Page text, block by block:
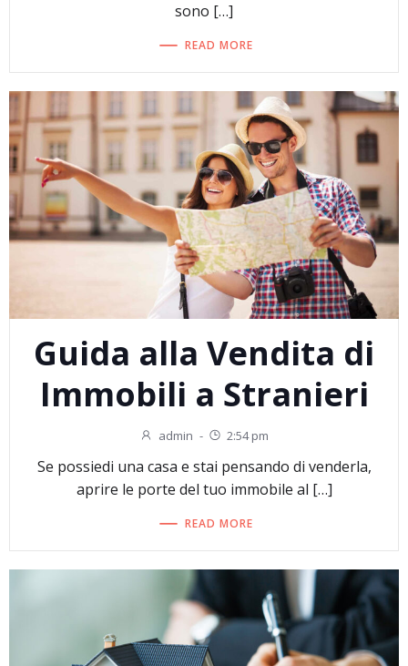
sono […]
READ MORE
Guida alla Vendita di
Immobili a Stranieri
admin - 2:54 pm
Se possiedi una casa e stai pensando di venderla,
aprire le porte del tuo immobile al […]
READ MORE